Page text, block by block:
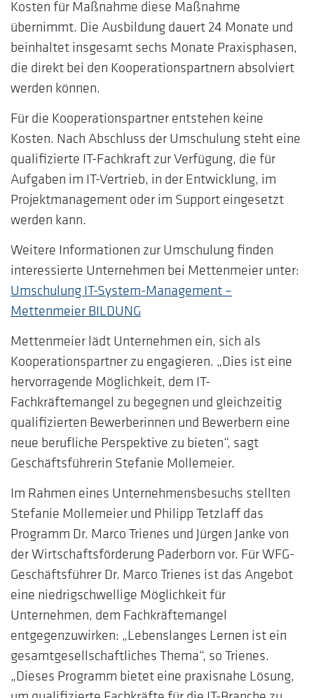
Kosten für Maßnahme diese Maßnahme
übernimmt. Die Ausbildung dauert 24 Monate und
beinhaltet insgesamt sechs Monate Praxisphasen,
die direkt bei den Kooperationspartnern absolviert
werden können.
Für die Kooperationspartner entstehen keine
Kosten. Nach Abschluss der Umschulung steht eine
qualifizierte IT-Fachkraft zur Verfügung, die für
Aufgaben im IT-Vertrieb, in der Entwicklung, im
Projektmanagement oder im Support eingesetzt
werden kann.
Weitere Informationen zur Umschulung finden
interessierte Unternehmen bei Mettenmeier unter:
Umschulung IT-System-Management –
Mettenmeier BILDUNG
Mettenmeier lädt Unternehmen ein, sich als
Kooperationspartner zu engagieren. „Dies ist eine
hervorragende Möglichkeit, dem IT-
Fachkräftemangel zu begegnen und gleichzeitig
qualifizierten Bewerberinnen und Bewerbern eine
neue berufliche Perspektive zu bieten“, sagt
Geschäftsführerin Stefanie Mollemeier.
Im Rahmen eines Unternehmensbesuchs stellten
Stefanie Mollemeier und Philipp Tetzlaff das
Programm Dr. Marco Trienes und Jürgen Janke von
der Wirtschaftsförderung Paderborn vor. Für WFG-
Geschäftsführer Dr. Marco Trienes ist das Angebot
eine niedrigschwellige Möglichkeit für
Unternehmen, dem Fachkräftemangel
entgegenzuwirken: „Lebenslanges Lernen ist ein
gesamtgesellschaftliches Thema“, so Trienes.
„Dieses Programm bietet eine praxisnahe Lösung,